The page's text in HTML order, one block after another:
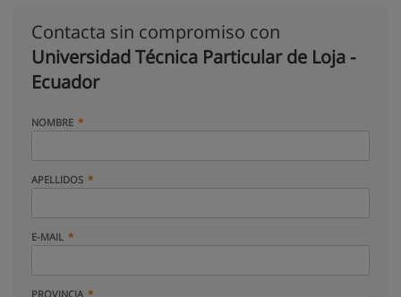
Contacta sin compromiso con
Universidad Técnica Particular de Loja -
Ecuador
NOMBRE
APELLIDOS
E-MAIL
PROVINCIA